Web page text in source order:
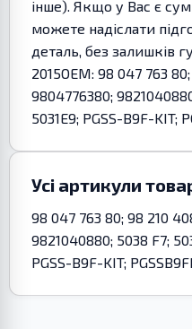
інше). Якщо у Вас є
можете надіслати
деталь, без залишків
2015OEM: 98 047 763
9804776380;
5031E9; PGSS-B9F-KIT;
Усі артикули
98 047 763 80; 98 210
9821040880; 5038 F7;
PGSS-B9F-KIT;